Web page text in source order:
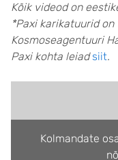
Kõik videod on
*Paxi karikatuurid
Kosmoseagentuuri
Paxi kohta leiadsiit.
Kolmandate